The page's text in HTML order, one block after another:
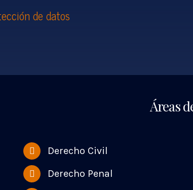
de datos
Áreas
Derecho Civil
Derecho Penal